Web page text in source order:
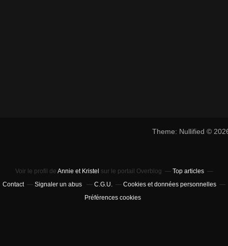
Theme: Nullified ©
Voir le profil de Annie et Kristel sur le portail Overblog
Top articles
Contact
Signaler un abus C.G.U.
Cookies et données personnelles
Préférences cookies